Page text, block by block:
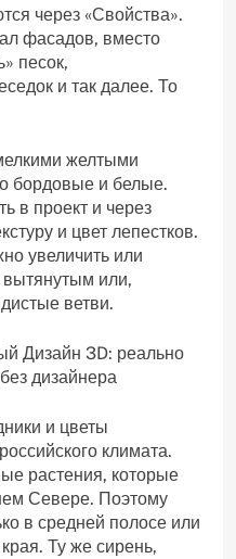
через «Свойства».
фасадов, вместо
песок,
и так далее. То
желтыми
бордовые и белые.
в проект и через
и цвет лепестков.
увеличить или
вытянутым или,
ветви.
и цветы
климата.
растения, которые
Севере. Поэтому
в средней полосе или
Ту же сирень,